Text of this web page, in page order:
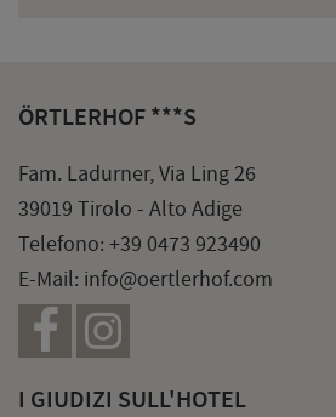
ÖRTLERHOF ***S
Fam. Ladurner, Via Ling 26
39019 Tirolo - Alto Adige
Telefono: +39 0473 923490
E-Mail: info@oertlerhof.com
I GIUDIZI SULL'HOTEL